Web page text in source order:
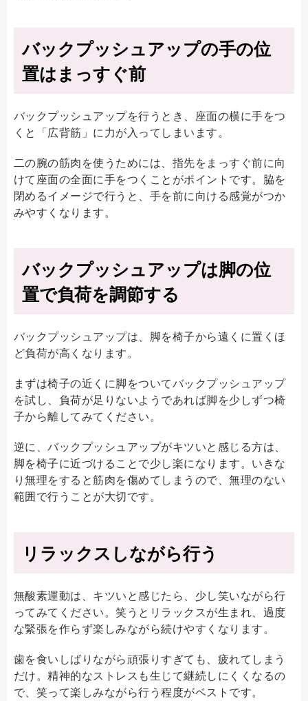
バックプッシュアップの手の位
置はまっすぐ前
バックプッシュアップを行うとき、座面の横に手をつ
くと「広背筋」に力が入ってしまいます。
二の腕の筋肉を使うためには、指先をまっすぐ前に向
けて座面の全面に手をつくことがポイントです。脇を
閉めるイメージで行うと、手を前に向ける感覚がつか
みやすくなります。
バックプッシュアップは脚の位
置で負荷を調節する
バックプッシュアップは、脚を椅子から遠くに置くほ
ど負荷が高くなります。
まずは椅子の近くに脚をついてバックプッシュアップ
を試し、負荷が足りないようであれば脚を少しずつ椅
子から離してみてください。
逆に、バックプッシュアップがキツいと感じる方は、
脚を椅子に近づけることで少し楽になります。いきな
り無理をすると筋肉を傷めてしまうので、無理のない
範囲で行うことが大切です。
リラックスしながら行う
無酸素運動は、キツいと感じたら、少し笑いながら行
ってみてください。笑うとリラックスが生まれ、過度
な緊張を作らず楽しみながら続けやすくなります。
歯を食いしばりながら頑張りすぎても、疲れてしまう
だけ。精神的なストレスも生じて継続しにくくなるの
で、笑って楽しみながら行う程度がベストです。